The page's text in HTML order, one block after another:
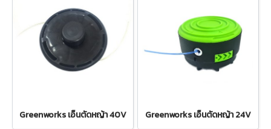
Greenworks เอ็นตัดหญ้า 40V Greenworks เอ็นตัดหญ้า 24V